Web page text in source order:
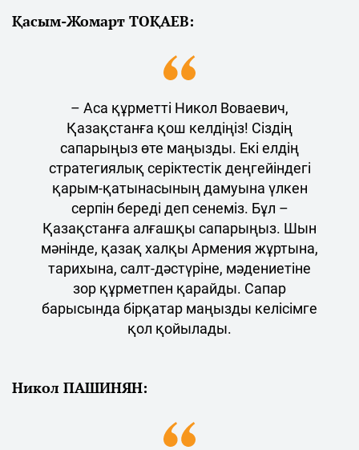
Қасым-Жомарт ТОҚАЕВ:
– Аса құрметті Никол Воваевич,
Қазақстанға қош келдіңіз! Сіздің
сапарыңыз өте маңызды. Екі елдің
стратегиялық серіктестік деңгейіндегі
қарым-қатынасының дамуына үлкен
серпін береді деп сенеміз. Бұл –
Қазақстанға алғашқы сапарыңыз. Шын
мәнінде, қазақ халқы Армения жұртына,
тарихына, салт-дәстүріне, мәдениетіне
зор құрметпен қарайды. Сапар
барысында бірқатар маңызды келісімге
қол қойылады.
Никол ПАШИНЯН: